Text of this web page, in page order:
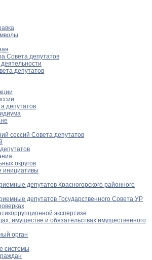
Совета депутатов
депутатов
депутатов
сессий Совета депутатов
округов
инициативы
депутатов Красногорского районного
депутатов Государственного Совета УР
экспертизе
имуществе и обязательствах имущественного
орган
системы